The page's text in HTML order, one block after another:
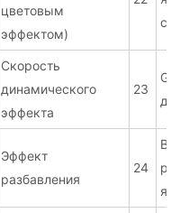
цветовым
эффектом)
Скорость
динамического
эффекта
23
G1
Эффект
разбавления
24
B1